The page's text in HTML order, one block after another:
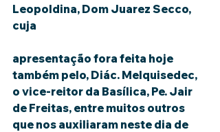
Leopoldina, Dom Juarez Secco,
cuja
apresentação fora feita hoje
também pelo, Diác. Melquisedec,
o vice-reitor da Basílica, Pe. Jair
de Freitas, entre muitos outros
que nos auxiliaram neste dia de